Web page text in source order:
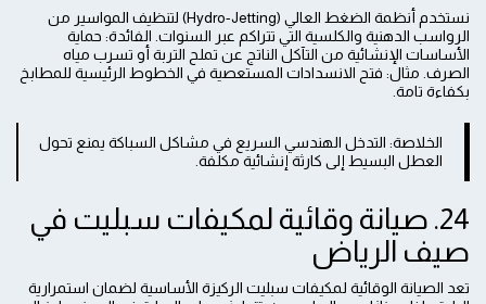
نستخدم أنظمة الضغط العالي (Hydro-Jetting) لتنظيف المواسير من
الرواسب الدهنية والكلسية التي تتراكم عبر السنوات. الفائدة: حماية
الأساسات الإنشائية من التآكل الناتج عن تملح التربة أو تسرب مياه
الصرف. مثال: فتح الانسدادات المستعصية في الخطوط الرئيسية للمطابخ
بكفاءة تامة.
الخلاصة: التدخل الهندسي السريع في مشاكل السباكة يمنع تحول
العطل البسيط إلى كارثة إنشائية مكلفة.
24. صيانة وقائية لمكيفات سبليت في
صيف الرياض
تعد الصيانة الوقائية لمكيفات سبليت الركيزة الأساسية لضمان استمرارية